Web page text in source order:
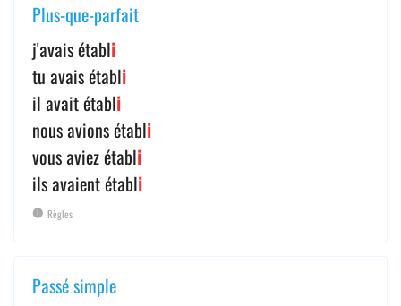
Plus-que-parfait
j'avais établi
tu avais établi
il avait établi
nous avions établi
vous aviez établi
ils avaient établi
Règles
Passé simple